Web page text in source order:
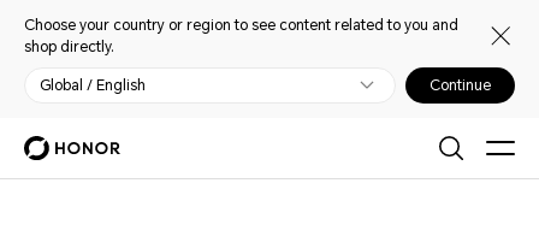
Choose your country or region to see content related to you and
shop directly.
Global / English Continue